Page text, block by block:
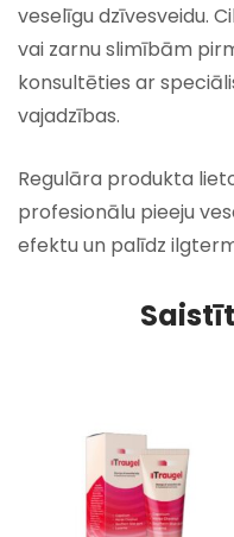
veselīgu dzīvesveidu.
vai zarnu slimībām
konsultēties ar
vajadzības.
Regulāra produkta
profesionālu pieeju
efektu un palīdz